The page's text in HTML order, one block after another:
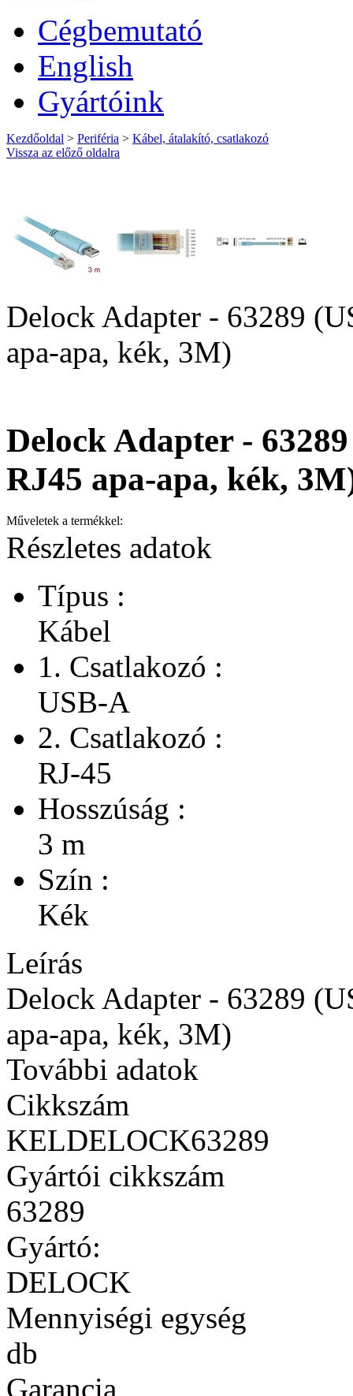
Cégbemutató
English
Gyártóink
Kezdőoldal > Periféria > Kábel, átalakító, csatlakozó
Vissza az előző oldalra
Delock Adapter - 63289
apa-apa, kék, 3M)
Delock Adapter -
RJ45 apa-apa, kék,
Műveletek a termékkel:
Részletes adatok
Típus :
Kábel
1. Csatlakozó :
USB-A
2. Csatlakozó :
RJ-45
Hosszúság :
3 m
Szín :
Kék
Leírás
Delock Adapter - 63289
apa-apa, kék, 3M)
További adatok
Cikkszám
KELDELOCK63289
Gyártói cikkszám
63289
Gyártó:
DELOCK
Mennyiségi egység
db
Garancia